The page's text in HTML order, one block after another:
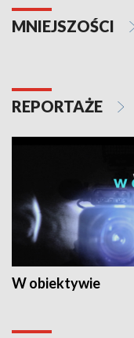
MNIEJSZOŚCI
REPORTAŻE
W obiektywie